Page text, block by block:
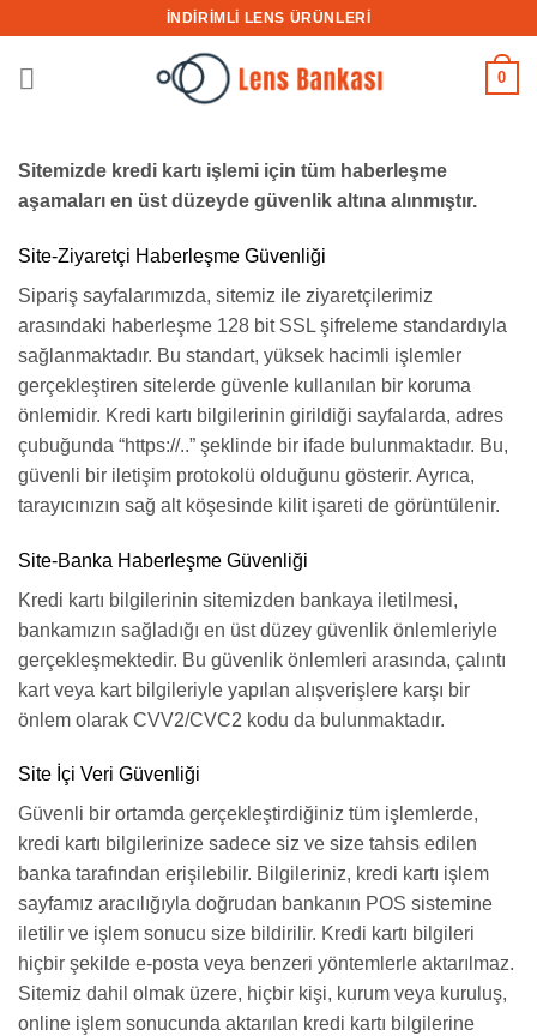
İNDİRİMLİ LENS ÜRÜNLERİ
0
Sitemizde kredi kartı işlemi için tüm haberleşme
aşamaları en üst düzeyde güvenlik altına alınmıştır.
Site-Ziyaretçi Haberleşme Güvenliği
Sipariş sayfalarımızda, sitemiz ile ziyaretçilerimiz
arasındaki haberleşme 128 bit SSL şifreleme standardıyla
sağlanmaktadır. Bu standart, yüksek hacimli işlemler
gerçekleştiren sitelerde güvenle kullanılan bir koruma
önlemidir. Kredi kartı bilgilerinin girildiği sayfalarda, adres
çubuğunda “https://..” şeklinde bir ifade bulunmaktadır. Bu,
güvenli bir iletişim protokolü olduğunu gösterir. Ayrıca,
tarayıcınızın sağ alt köşesinde kilit işareti de görüntülenir.
Site-Banka Haberleşme Güvenliği
Kredi kartı bilgilerinin sitemizden bankaya iletilmesi,
bankamızın sağladığı en üst düzey güvenlik önlemleriyle
gerçekleşmektedir. Bu güvenlik önlemleri arasında, çalıntı
kart veya kart bilgileriyle yapılan alışverişlere karşı bir
önlem olarak CVV2/CVC2 kodu da bulunmaktadır.
Site İçi Veri Güvenliği
Güvenli bir ortamda gerçekleştirdiğiniz tüm işlemlerde,
kredi kartı bilgilerinize sadece siz ve size tahsis edilen
banka tarafından erişilebilir. Bilgileriniz, kredi kartı işlem
sayfamız aracılığıyla doğrudan bankanın POS sistemine
iletilir ve işlem sonucu size bildirilir. Kredi kartı bilgileri
hiçbir şekilde e-posta veya benzeri yöntemlerle aktarılmaz.
Sitemiz dahil olmak üzere, hiçbir kişi, kurum veya kuruluş,
online işlem sonucunda aktarılan kredi kartı bilgilerine